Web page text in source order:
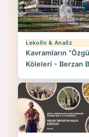
Lekolîn & Analîz
Kavramların
Köleleri - Berzan